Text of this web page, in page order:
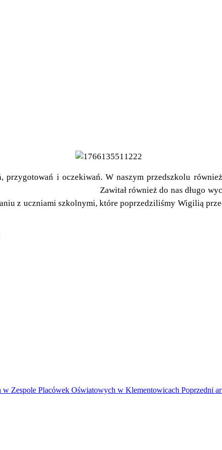
przygotowań i oczekiwań. W naszym przedszkolu
Zawitał również do nas długo
z uczniami szkolnymi, które poprzedziliśmy Wigilią
w Zespole Placówek Oświatowych w Klementowicach Poprzedni